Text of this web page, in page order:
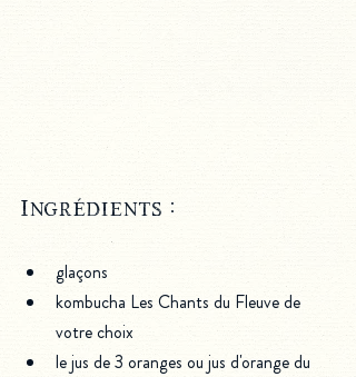
Ingrédients :
glaçons
kombucha Les Chants du Fleuve de
votre choix
le jus de 3 oranges ou jus d'orange du